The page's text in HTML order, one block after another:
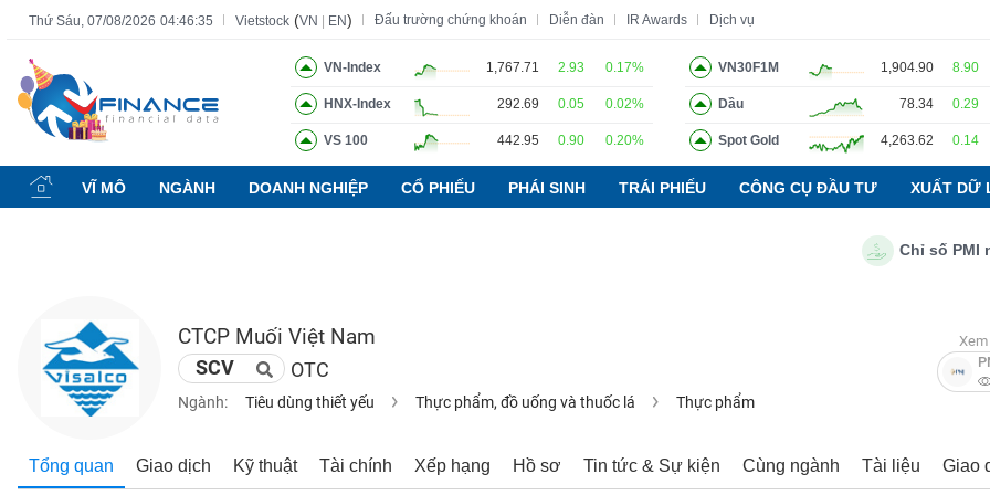
Thứ Sáu, 07/08/2026 04:46:36 Vietstock (VN EN) Đấu trường chứng khoán Diễn đàn IR Awards Dịch vụ
VN-Index 1,767.71 2.93 0.17%
HNX-Index 292.69 0.05 0.02%
VS 100 442.95 0.90 0.20%
VN30F1M 1,904.90 8.90
Dầu 78.34 0.29
Spot Gold 4,263.62 0.14
VĨ MÔ NGÀNH DOANH NGHIỆP CỔ PHIẾU PHÁI SINH TRÁI PHIẾU CÔNG CỤ ĐẦU TƯ XUẤT DỮ
Chỉ số PMI
CTCP Muối Việt Nam
SCV OTC
Ngành: Tiêu dùng thiết yếu Thực phẩm, đồ uống và thuốc lá Thực phẩm
Tổng quan Giao dịch Kỹ thuật Tài chính Xếp hạng Hồ sơ Tin tức & Sự kiện Cùng ngành Tài liệu Giao
Tất cả Tính năng Ngành Mã chứng khoán Lãnh đạo Báo cáo phân tích Thuật ngữ
Tính
năng
(-)
CHỨNG
KHOÁN
NGHIỆP